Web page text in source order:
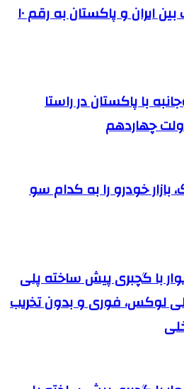
افزایش حجم تجارت بین ایران و پاکستان به رقم ۱۰
با پاکستان در راستا
چهاردهم
بازار خودرو را به کدام سو
با گچبری پیش ساخته پلی
لوکس، فوری و بدون تخریب